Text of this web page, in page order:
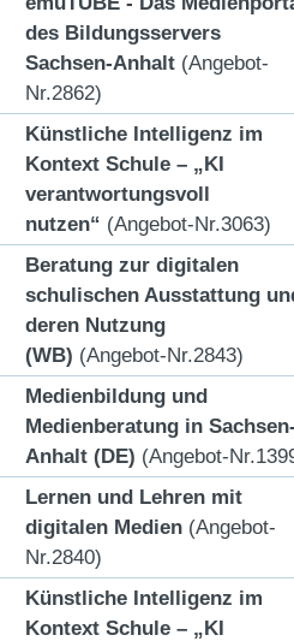
des Bildungsservers
Sachsen-Anhalt (Angebot-
Nr.2862)
Künstliche Intelligenz im
Kontext Schule – „KI
verantwortungsvoll
nutzen“ (Angebot-Nr.3063)
Beratung zur digitalen
schulischen Ausstattung
deren Nutzung
(WB) (Angebot-Nr.2843)
Medienbildung und
Medienberatung in
Anhalt (DE) (Angebot-
Lernen und Lehren mit
digitalen Medien (Angebot-
Nr.2840)
Künstliche Intelligenz im
Kontext Schule – „KI